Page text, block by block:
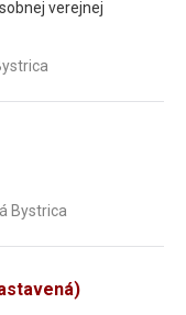
verejnej
Bystrica